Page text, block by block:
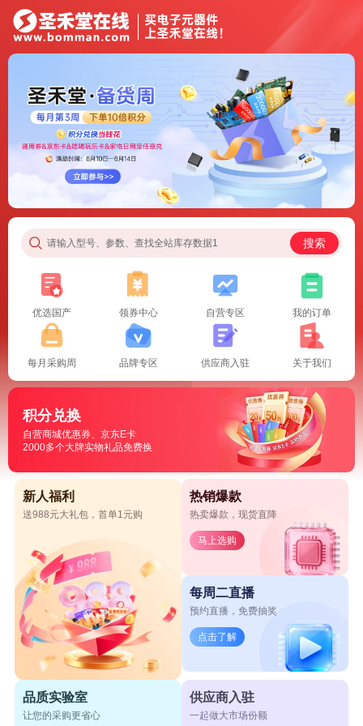
请输入型号、参数、查找全站库存数据1 搜索
优选国产 领券中心 自营专区 我的订单
每月采购周 品牌专区 供应商入驻 关于我们
积分兑换
自营商城优惠券、京东E卡
2000多个大牌实物礼品免费换
新人福利
送988元大礼包，首单1元购
热销爆款
热卖爆款，现货直降
马上选购
每周二直播
预约直播，免费抽奖
点击了解
品质实验室
让您的采购更省心
供应商入驻
一起做大市场份额